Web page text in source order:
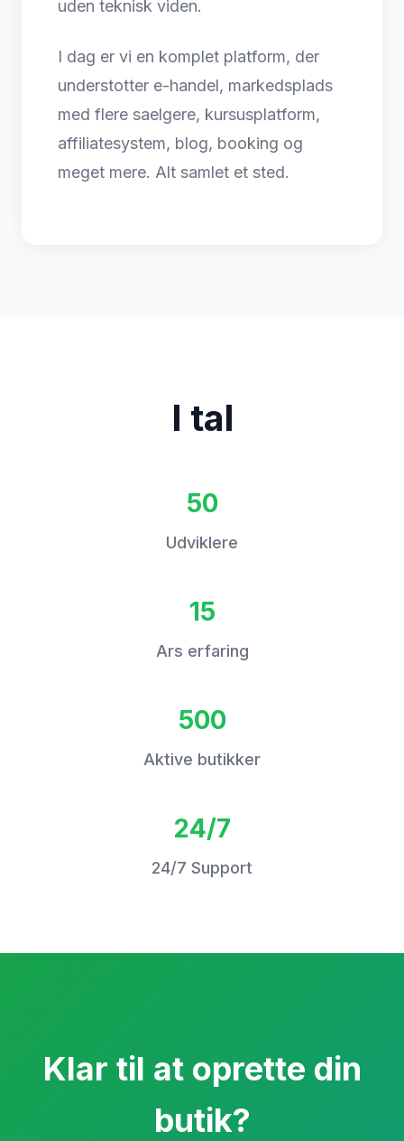
uden teknisk viden.
I dag er vi en komplet platform, der
understotter e-handel, markedsplads
med flere saelgere, kursusplatform,
affiliatesystem, blog, booking og
meget mere. Alt samlet et sted.
I tal
50
Udviklere
15
Ars erfaring
500
Aktive butikker
24/7
24/7 Support
Klar til at oprette din
butik?